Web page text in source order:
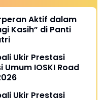
Aktif dalam
Kasih” di Panti
Ukir Prestasi
Ukir Prestasi